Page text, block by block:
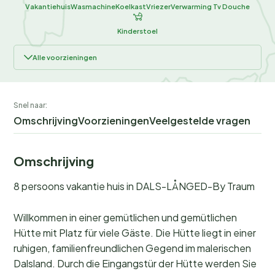
VakantiehuisWasmachineKoelkastVriezerVerwarming TvDouche
Kinderstoel
Alle voorzieningen
Snel naar:
OmschrijvingVoorzieningenVeelgestelde vragen
Omschrijving
8 persoons vakantie huis in DALS-LÅNGED-By Traum
Willkommen in einer gemütlichen und gemütlichen
Hütte mit Platz für viele Gäste. Die Hütte liegt in einer
ruhigen, familienfreundlichen Gegend im malerischen
Dalsland. Durch die Eingangstür der Hütte werden Sie